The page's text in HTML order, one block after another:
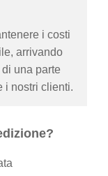
i costi
arrivando
una parte
i nostri clienti.